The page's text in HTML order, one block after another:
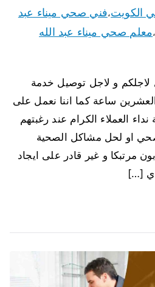
الكويت،فني صحي ميناء عبد
،معلم صحي ميناء عبد الله
لاجلكم و لاجل توصيل خدمة
ساعة كما اننا نعمل على
العملاء الكرام عند رغبتهم
او لحل مشاكل الصحية
مرتبكا و غير قادر على ايجاد
[…]